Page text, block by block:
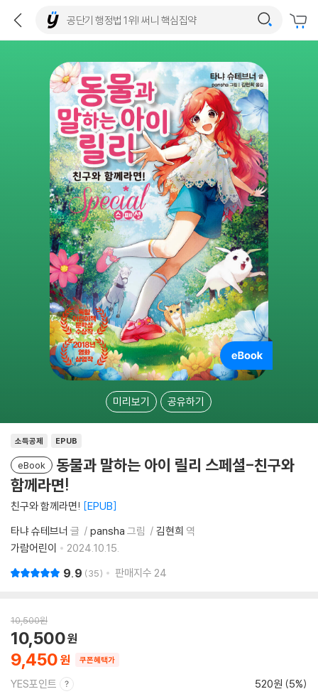
미리보기 공유하기
소득공제 EPUB
eBook
동물과 말하는 아이 릴리 스페셜-친구와
함께라면!
친구와 함께라면! EPUB
타냐 슈테브너 글 pansha 그림 김현희 역
가람어린이
2024.10.15.
9.9 35 판매지수 24
10,500원
9,450
10,500
쿠폰혜택가
YES포인트 520원 (5%)